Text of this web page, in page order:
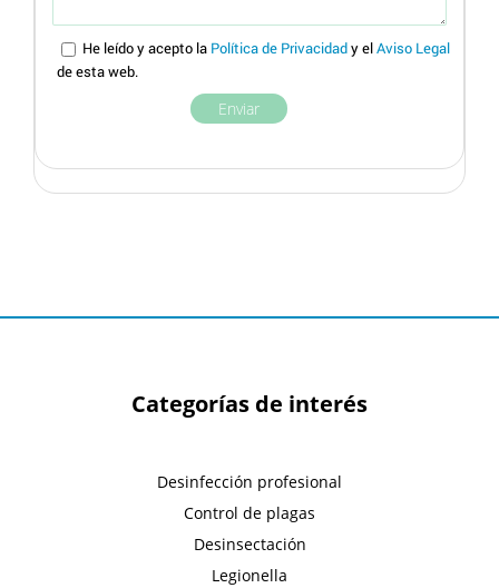
He leído y acepto la Política de Privacidady elAviso Legal
de esta web.
Categorías de interés
Desinfección profesional
Control de plagas
Desinsectación
Legionella